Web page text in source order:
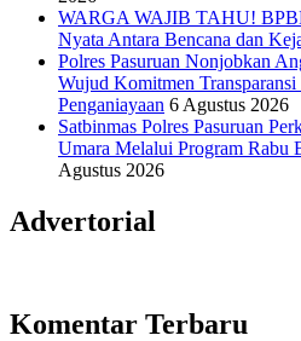
WARGA WAJIB TAHU!
Nyata Antara Bencana dan
Polres Pasuruan Nonjobkan
Wujud Komitmen Transparansi
Penganiayaan 6 Agustus 2026
Satbinmas Polres Pasuruan
Umara Melalui Program Rabu
Agustus 2026
Advertorial
Komentar Terbaru